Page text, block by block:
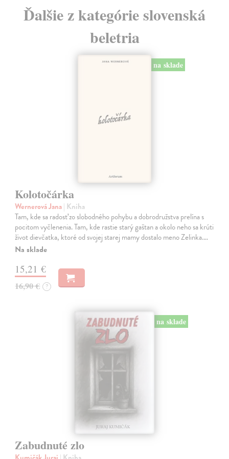
Ďalšie z kategórie slovenská
beletria
na sklade
Kolotočárka
Wernerová Jana| Kniha
Tam, kde sa radosť zo slobodného pohybu a dobrodružstva prelína s
pocitom vyčlenenia. Tam, kde rastie starý gaštan a okolo neho sa krúti
život dievčatka, ktoré od svojej starej mamy dostalo meno Zelinka.…
Na sklade
15,21 €
16,90 € ?
na sklade
Zabudnuté zlo